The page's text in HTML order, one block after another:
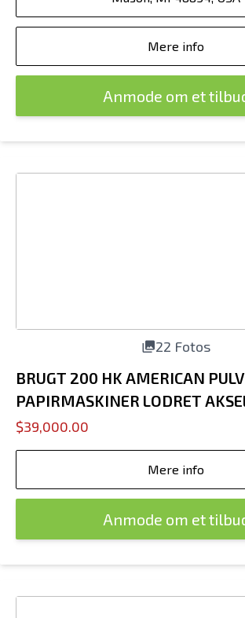
Mere info
Anmode om et
22 Fotos
BRUGT 200 HK AMERICAN
PAPIRMASKINER LODRET
$39,000.00
Mere info
Anmode om et